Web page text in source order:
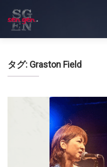
タグ: Graston Field